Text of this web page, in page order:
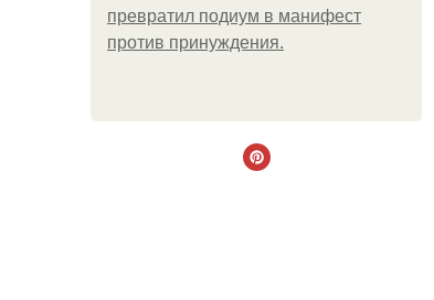
превратил подиум в манифест
против принуждения.